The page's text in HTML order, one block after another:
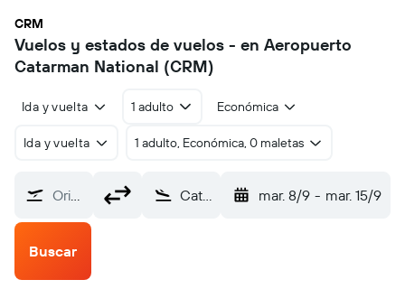
CRM
Vuelos y estados de vuelos - en Aeropuerto
Catarman National (CRM)
Ida y vuelta 1 adulto Económica
Ida y vuelta 1 adulto, Económica, 0 maletas
Origen Catarman National (CRM) mar. 8/9 - mar. 15/9
Buscar